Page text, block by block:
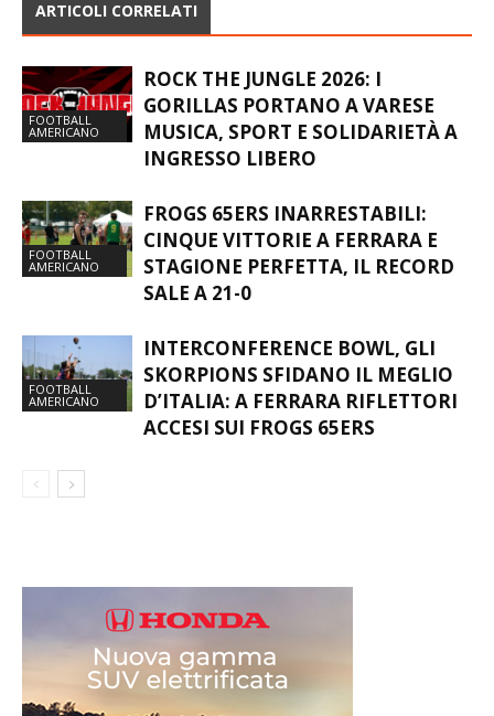
ROCK THE JUNGLE 2026: I
GORILLAS PORTANO A VARESE
MUSICA, SPORT E SOLIDARIETÀ A
FROGS 65ERS INARRESTABILI:
CINQUE VITTORIE A FERRARA E
STAGIONE PERFETTA, IL RECORD
INTERCONFERENCE BOWL, GLI
SKORPIONS SFIDANO IL MEGLIO
D’ITALIA: A FERRARA RIFLETTORI